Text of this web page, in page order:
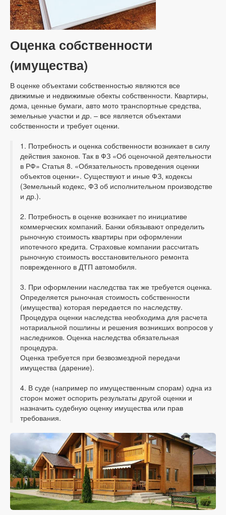
Оценка собственности
(имущества)
В оценке объектами собственностью являются все
движимые и недвижимые обекты собственности. Квартиры,
дома, ценные бумаги, авто мото транспортные средства,
земельные участки и др. – все является объектами
собственности и требует оценки.
1. Потребность и оценка собственности возникает в силу
действия законов. Так в ФЗ «Об оценочной деятельности
в РФ» Статья 8. «Обязательность проведения оценки
объектов оценки». Существуют и иные ФЗ, кодексы
(Земельный кодекс, ФЗ об исполнительном производстве
и др.).
2. Потребность в оценке возникает по инициативе
коммерческих компаний. Банки обязывают определить
рыночную стоимость квартиры при оформлении
ипотечного кредита. Страховые компании рассчитать
рыночную стоимость восстановительного ремонта
поврежденного в ДТП автомобиля.
3. При оформлении наследства так же требуется оценка.
Определяется рыночная стоимость собственности
(имущества) которая передается по наследству.
Процедура оценки наследства необходима для расчета
нотариальной пошлины и решения возникших вопросов у
наследников. Оценка наследства обязательная
процедура.
Оценка требуется при безвозмездной передачи
имущества (дарение).
4. В суде (например по имущественным спорам) одна из
сторон может оспорить результаты другой оценки и
назначить судебную оценку имущества или прав
требования.